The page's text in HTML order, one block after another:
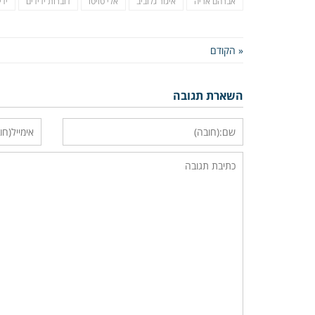
« הקודם
השארת תגובה